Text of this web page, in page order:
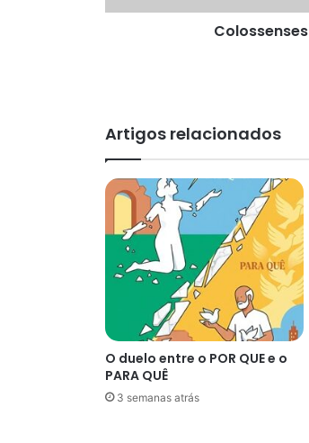
Colossenses
Artigos relacionados
O duelo entre o POR QUE e o
PARA QUÊ
3 semanas atrás